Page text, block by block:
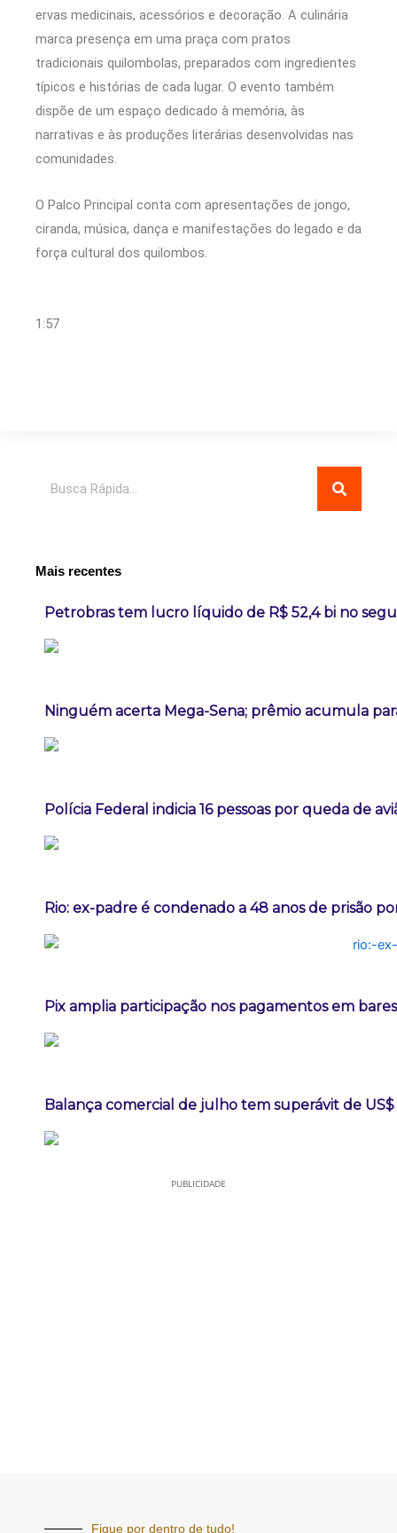
ervas medicinais, acessórios e decoração. A culinária
marca presença em uma praça com pratos
tradicionais quilombolas, preparados com ingredientes
típicos e histórias de cada lugar. O evento também
dispõe de um espaço dedicado à memória, às
narrativas e às produções literárias desenvolvidas nas
comunidades.
O Palco Principal conta com apresentações de jongo,
ciranda, música, dança e manifestações do legado e da
força cultural dos quilombos.
1:57
Mais recentes
Petrobras tem lucro líquido de R$ 52,4 bi no
Ninguém acerta Mega-Sena; prêmio acumula
Polícia Federal indicia 16 pessoas por queda de
Rio: ex-padre é condenado a 48 anos de prisão
Pix amplia participação nos pagamentos em
Balança comercial de julho tem superávit de
PUBLICIDADE
Fique por dentro de tudo!